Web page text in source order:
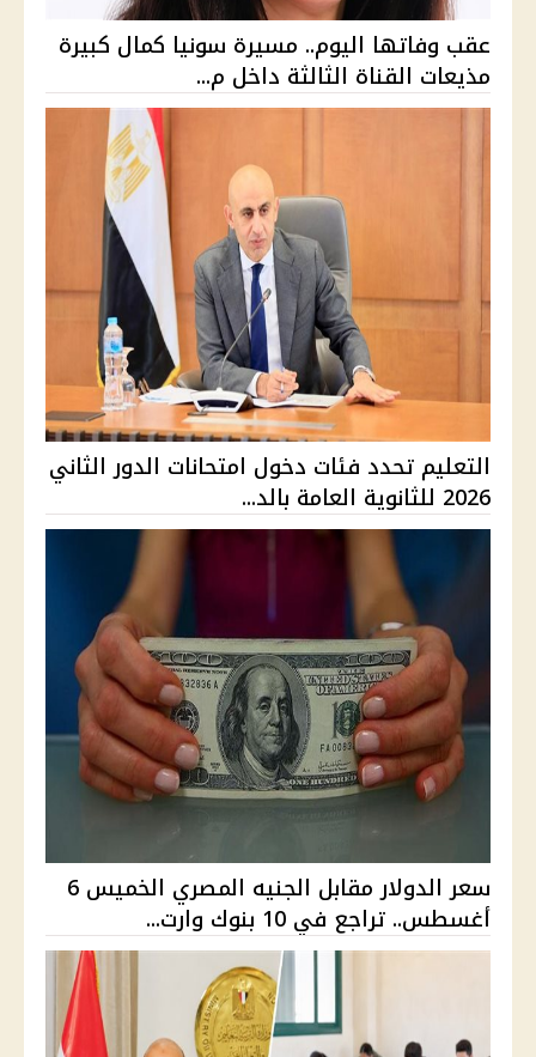
عقب وفاتها اليوم.. مسيرة سونيا كمال كبيرة
مذيعات القناة الثالثة داخل م...
التعليم تحدد فئات دخول امتحانات الدور الثاني
2026 للثانوية العامة بالد...
سعر الدولار مقابل الجنيه المصري الخميس 6
أغسطس.. تراجع في 10 بنوك وارت...